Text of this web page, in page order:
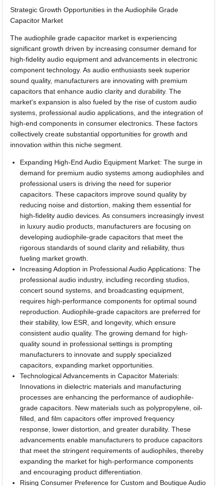
Strategic Growth Opportunities in the Audiophile Grade
Capacitor Market
The audiophile grade capacitor market is experiencing
significant growth driven by increasing consumer demand for
high-fidelity audio equipment and advancements in electronic
component technology. As audio enthusiasts seek superior
sound quality, manufacturers are innovating with premium
capacitors that enhance audio clarity and durability. The
market's expansion is also fueled by the rise of custom audio
systems, professional audio applications, and the integration of
high-end components in consumer electronics. These factors
collectively create substantial opportunities for growth and
innovation within this niche segment.
Expanding High-End Audio Equipment Market: The surge in
demand for premium audio systems among audiophiles and
professional users is driving the need for superior
capacitors. These capacitors improve sound quality by
reducing noise and distortion, making them essential for
high-fidelity audio devices. As consumers increasingly invest
in luxury audio products, manufacturers are focusing on
developing audiophile-grade capacitors that meet the
rigorous standards of sound clarity and reliability, thus
fueling market growth.
Increasing Adoption in Professional Audio Applications: The
professional audio industry, including recording studios,
concert sound systems, and broadcasting equipment,
requires high-performance components for optimal sound
reproduction. Audiophile-grade capacitors are preferred for
their stability, low ESR, and longevity, which ensure
consistent audio quality. The growing demand for high-
quality sound in professional settings is prompting
manufacturers to innovate and supply specialized
capacitors, expanding market opportunities.
Technological Advancements in Capacitor Materials:
Innovations in dielectric materials and manufacturing
processes are enhancing the performance of audiophile-
grade capacitors. New materials such as polypropylene, oil-
filled, and film capacitors offer improved frequency
response, lower distortion, and greater durability. These
advancements enable manufacturers to produce capacitors
that meet the stringent requirements of audiophiles, thereby
expanding the market for high-performance components
and encouraging product differentiation.
Rising Consumer Preference for Custom and Boutique Audio